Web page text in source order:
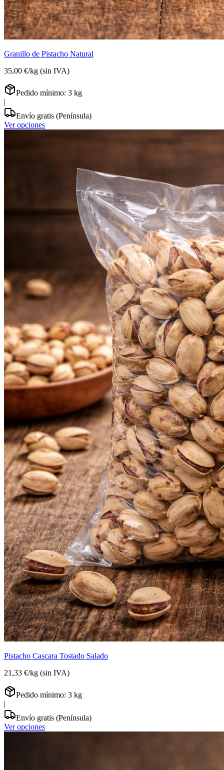
Granillo de Pistacho Natural
35,00 €/kg (sin IVA)
Pedido mínimo: 3 kg
|
Envío gratis (Península)
Ver opciones
Pistacho Cascara Tostado Salado
21,33 €/kg (sin IVA)
Pedido mínimo: 3 kg
|
Envío gratis (Península)
Ver opciones